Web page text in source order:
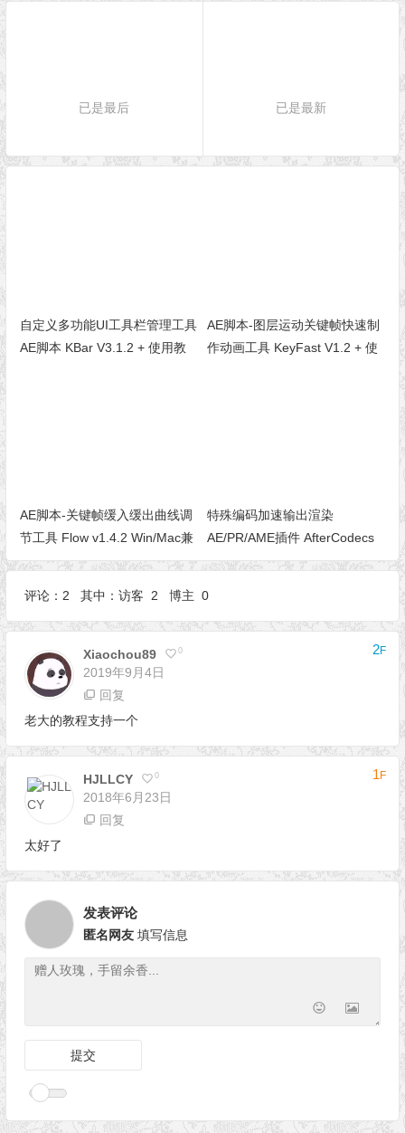
已是最后 已是最新
自定义多功能UI工具栏管理工具
AE脚本 KBar V3.1.2 + 使用教
AE脚本-图层运动关键帧快速制
作动画工具 KeyFast V1.2 + 使
AE脚本-关键帧缓入缓出曲线调
节工具 Flow v1.4.2 Win/Mac兼
容AE 2022
特殊编码加速输出渲染
AE/PR/AME插件 AfterCodecs
v1.10.13 Win/Mac
评论：2 其中：访客 2 博主 0
Xiaochou89 0
2019年9月4日
2F
回复
老大的教程支持一个
HJLLCY 0
2018年6月23日
1F
回复
太好了
发表评论
匿名网友 填写信息